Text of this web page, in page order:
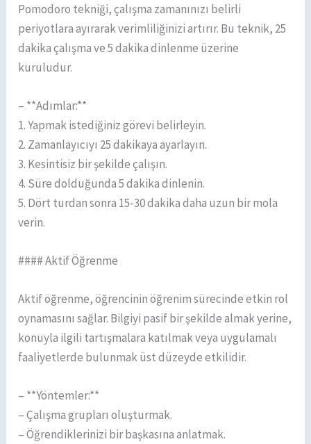
Pomodoro tekniği, çalışma zamanınızı belirli
periyotlara ayırarak verimliliğinizi artırır. Bu teknik, 25
dakika çalışma ve 5 dakika dinlenme üzerine
kuruludur.
– **Adımlar:**
1. Yapmak istediğiniz görevi belirleyin.
2. Zamanlayıcıyı 25 dakikaya ayarlayın.
3. Kesintisiz bir şekilde çalışın.
4. Süre dolduğunda 5 dakika dinlenin.
5. Dört turdan sonra 15-30 dakika daha uzun bir mola
verin.
#### Aktif Öğrenme
Aktif öğrenme, öğrencinin öğrenim sürecinde etkin rol
oynamasını sağlar. Bilgiyi pasif bir şekilde almak yerine,
konuyla ilgili tartışmalara katılmak veya uygulamalı
faaliyetlerde bulunmak üst düzeyde etkilidir.
– **Yöntemler:**
– Çalışma grupları oluşturmak.
– Öğrendiklerinizi bir başkasına anlatmak.